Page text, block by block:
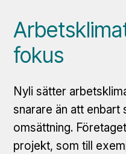
fokus
Nyli sätter
snarare än att enbart
omsättning.
projekt, som till